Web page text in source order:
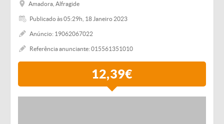
Amadora, Alfragide
Publicado às 05:29h, 18 Janeiro 2023
Anúncio: 19062067022
Referência anunciante: 015561351010
12,39€